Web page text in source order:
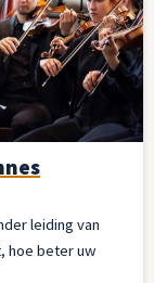
leiding van
hoe beter uw